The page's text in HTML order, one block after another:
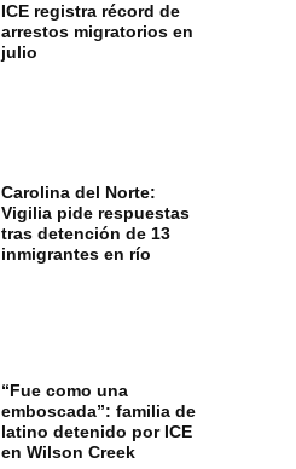
ICE registra récord de
arrestos migratorios en
julio
Carolina del Norte:
Vigilia pide respuestas
tras detención de 13
inmigrantes en río
“Fue como una
emboscada”: familia de
latino detenido por ICE
en Wilson Creek